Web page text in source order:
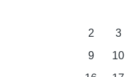
2
3
9
10